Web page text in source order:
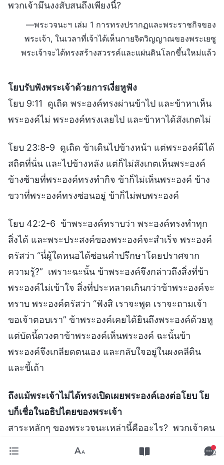
พวกเจ้ามึนงงสับสนถึงเพียงนี้?
—พระวจนะฯ เล่ม 1 การทรงปรากฏและพระราชกิจของ
พระเจ้า, ในเวลาที่เจ้าได้เห็นกายจิตวิญญาณของพระเยซู
พระเจ้าจะได้ทรงสร้างสวรรค์และแผ่นดินโลกขึ้นใหม่แล้ว
โยบรับฟังพระเจ้าด้วยการเงี่ยหูฟัง
โยบ 9:11 ดูเถิด พระองค์ทรงผ่านข้าไป และข้าหาเห็น
พระองค์ไม่ พระองค์ทรงเลยไป และข้าหาได้สังเกตไม่
โยบ 23:8-9 ดูเถิด ข้าเดินไปข้างหน้า แต่พระองค์มิได้
สถิตที่นั่น และไปข้างหลัง แต่ก็ไม่สังเกตเห็นพระองค์
ข้างซ้ายที่พระองค์ทรงทำกิจ ข้าก็ไม่เห็นพระองค์ ข้าง
ขวาที่พระองค์ทรงซ่อนอยู่ ข้าก็ไม่พบพระองค์
โยบ 42:2-6 ข้าพระองค์ทราบว่า พระองค์ทรงทำทุก
สิ่งได้ และพระประสงค์ของพระองค์จะสำเร็จ พระองค์
ตรัสว่า “นี่ผู้ใดหนอได้ซ่อนคำปรึกษาโดยปราศจาก
ความรู้?” เพราะฉะนั้น ข้าพระองค์จึงกล่าวถึงสิ่งที่ข้า
พระองค์ไม่เข้าใจ สิ่งที่ประหลาดเกินกว่าข้าพระองค์จะ
ทราบ พระองค์ตรัสว่า “ฟังสิ เราจะพูด เราจะถามเจ้า
ขอเจ้าตอบเรา” ข้าพระองค์เคยได้ยินถึงพระองค์ด้วยหู
แต่บัดนี้ดวงตาข้าพระองค์เห็นพระองค์ ฉะนั้นข้า
พระองค์จึงเกลียดตนเอง และกลับใจอยู่ในผงคลีดิน
และขี้เถ้า
ถึงแม้พระเจ้าไม่ได้ทรงเปิดเผยพระองค์เองต่อโยบ โย
บก็เชื่อในอธิปไตยของพระเจ้า
สาระหลักๆ ของพระวจนะเหล่านี้คืออะไร? พวกเจ้าคน
ใดบ้างที่ตระหนักว่ามีข้อเท็จจริงอย่างหนึ่งในที่นี้? ก่อน
อื่น โยบรู้ได้อย่างไรว่ามีพระเจ้า? ต่อมา เขารู้ได้